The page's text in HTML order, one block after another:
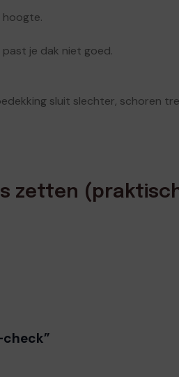
je dak niet goed.
sluit slechter, schoren
zetten